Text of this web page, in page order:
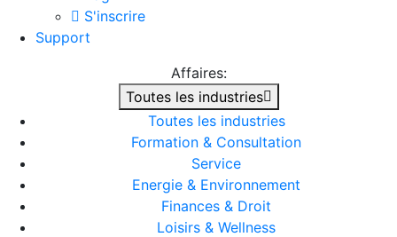
S'inscrire
Support
Affaires:
Toutes les industries
Toutes les industries
Formation & Consultation
Service
Energie & Environnement
Finances & Droit
Loisirs & Wellness